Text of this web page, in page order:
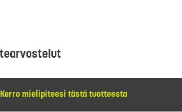
Kerro mielipiteesi tästä tuotteesta